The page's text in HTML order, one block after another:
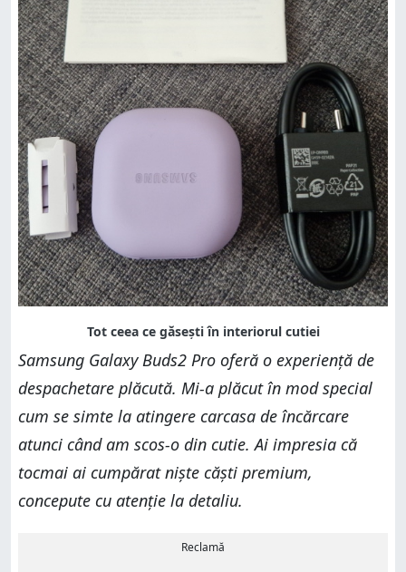
Samsung Galaxy Buds2 Pro oferă o experiență de
despachetare plăcută. Mi-a plăcut în mod special
cum se simte la atingere carcasa de încărcare
atunci când am scos-o din cutie. Ai impresia că
tocmai ai cumpărat niște căști premium,
concepute cu atenție la detaliu.
Reclamă